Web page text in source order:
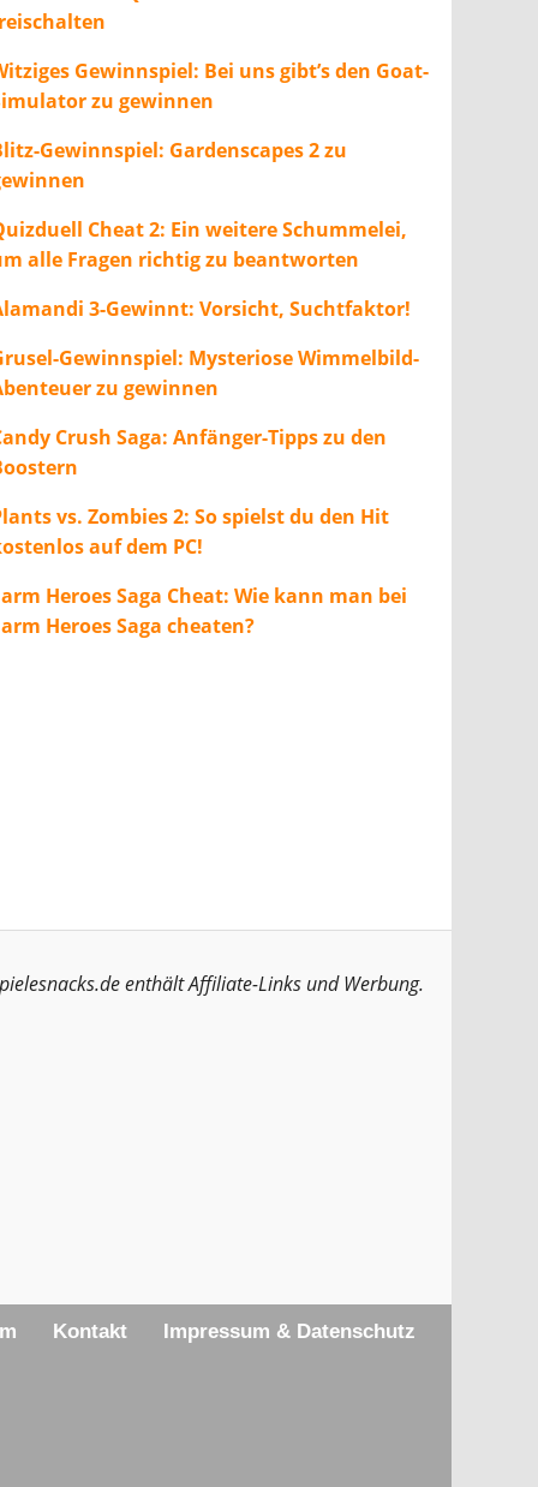
Gewinnspiel: Bei uns gibt’s den Goat-
zu gewinnen
Gewinnspiel: Gardenscapes 2 zu
Cheat 2: Ein weitere Schummelei,
alle Fragen richtig zu beantworten
3-Gewinnt: Vorsicht, Suchtfaktor!
Gewinnspiel: Mysteriose Wimmelbild-
zu gewinnen
Crush Saga: Anfänger-Tipps zu den
vs. Zombies 2: So spielst du den Hit
auf dem PC!
Heroes Saga Cheat: Wie kann man bei
Heroes Saga cheaten?
enthält Affiliate-Links und Werbung.
Kontakt Impressum & Datenschutz